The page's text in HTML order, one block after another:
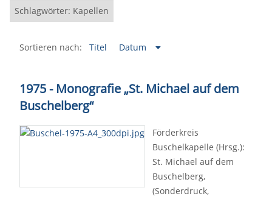
Schlagwörter: Kapellen
Sortieren nach: Titel Datum
1975 - Monografie „St. Michael auf dem
Buschelberg“
Förderkreis
Buschelkapelle (Hrsg.):
St. Michael auf dem
Buschelberg,
(Sonderdruck,